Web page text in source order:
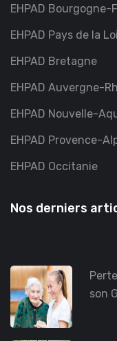
EHPAD
EHPAD Pays de la
EHPAD Bretagne
EHPAD Auvergne-
EHPAD Nouvelle-
EHPAD Provence-
EHPAD Occitanie
Nos derniers
son